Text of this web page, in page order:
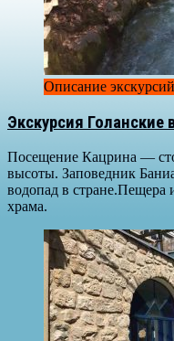
Описание
Экскурсия
Посещение Кацрина —
высоты. Заповедник
водопад в стране.Пещера
храма.